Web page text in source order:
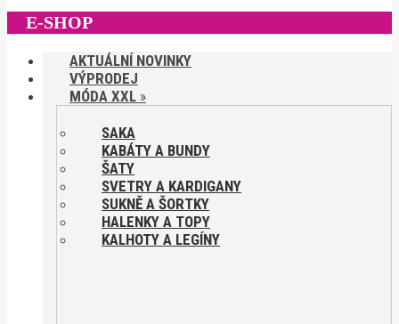
E-SHOP
AKTUÁLNÍ NOVINKY
VÝPRODEJ
MÓDA XXL »
SAKA
KABÁTY A BUNDY
ŠATY
SVETRY A KARDIGANY
SUKNĚ A ŠORTKY
HALENKY A TOPY
KALHOTY A LEGÍNY